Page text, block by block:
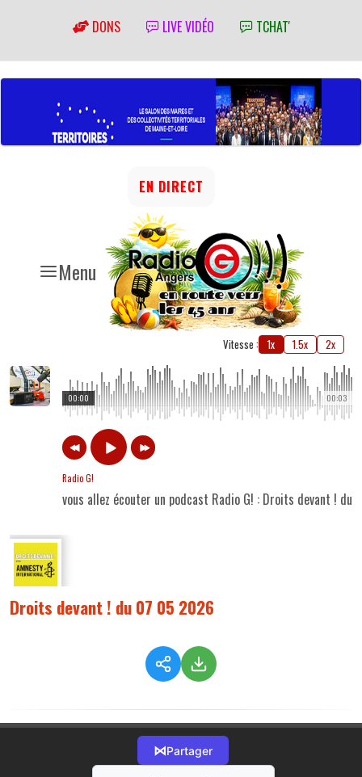
DONS LIVE VIDÉO TCHAT'
Menu
EN DIRECT
Vitesse : 1x 1.5x 2x
00:03
00:00
Radio G!
vous allez écouter un podcast Radio G! : Droits devant ! du
Droits devant ! du 07 05 2026
⋈Partager